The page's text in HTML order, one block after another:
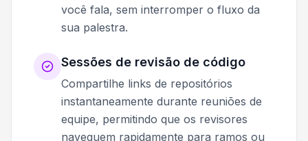
você fala, sem interromper o fluxo da
sua palestra.
Sessões de revisão de código
Compartilhe links de repositórios
instantaneamente durante reuniões de
equipe, permitindo que os revisores
naveguem rapidamente para ramos ou